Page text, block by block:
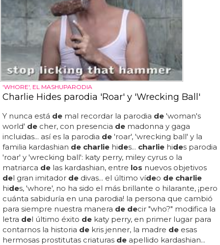
'WHORE', EL MASHUPARODIA
Charlie Hides parodia 'Roar' y 'Wrecking Ball'
Y nunca está de mal recordar la parodia de 'woman's
world' de cher, con presencia de madonna y gaga
incluidas... así es la parodia de 'roar', 'wrecking ball' y la
familia kardashian de charlie hides... charlie hides parodia
'roar' y 'wrecking ball': katy perry, miley cyrus o la
matriarca de las kardashian, entre los nuevos objetivos
del gran imitador de divas... el último vídeo de charlie
hides, 'whore', no ha sido el más brillante o hilarante, ¡pero
cuánta sabiduría en una parodia! la persona que cambió
para siempre nuestra manera de decir "who?" modifica la
letra del último éxito de katy perry, en primer lugar para
contarnos la historia de kris jenner, la madre de esas
hermosas prostitutas criaturas de apellido kardashian...